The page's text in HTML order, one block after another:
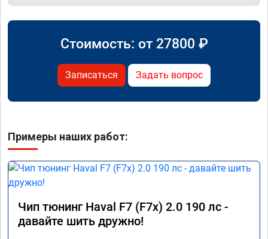
Стоимость: от 27800 ₽
Записаться Задать вопрос
Примеры наших работ:
Чип тюнинг Haval F7 (F7x) 2.0 190 лс -
давайте шить дружно!